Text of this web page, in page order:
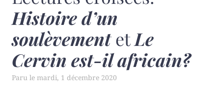
Histoire d’un
soulèvementetLe
Cervin est-il africain?
mardi, 1 décembre 2020